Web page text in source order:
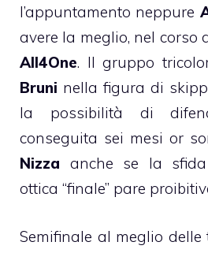
l’appuntamento neppure
avere la meglio, nel corso
All4One. Il gruppo
Bruni nella figura di
la possibilità di
conseguita sei mesi or
Nizza anche se la
ottica “finale” pare
Semifinale al meglio delle